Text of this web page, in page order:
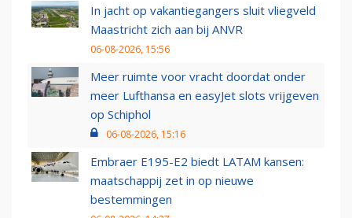
In jacht op vakantiegangers sluit vliegveld
Maastricht zich aan bij ANVR
06-08-2026, 15:56
Meer ruimte voor vracht doordat onder
meer Lufthansa en easyJet slots vrijgeven
op Schiphol
06-08-2026, 15:16
Embraer E195-E2 biedt LATAM kansen:
maatschappij zet in op nieuwe
bestemmingen